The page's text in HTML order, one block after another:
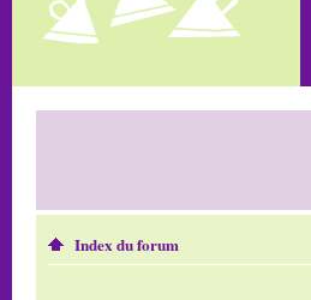
Index du forum